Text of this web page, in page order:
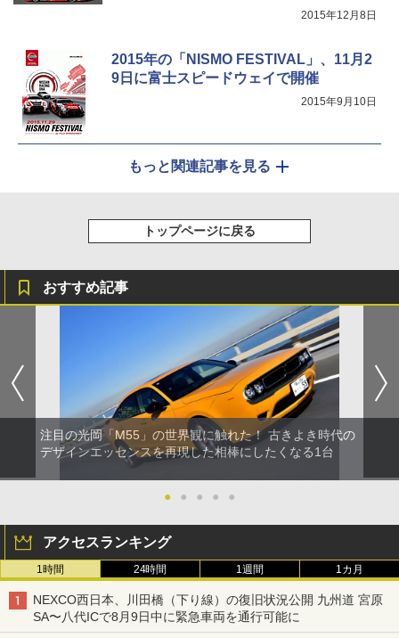
2015年12月8日
2015年の「NISMO FESTIVAL」、11月2
9日に富士スピードウェイで開催
2015年9月10日
もっと関連記事を見る
トップページに戻る
おすすめ記事
注目の光岡「M55」の世界観に触れた！ 古きよき時代の
デザインエッセンスを再現した相棒にしたくなる1台
● ● ● ● ●
アクセスランキング
1時間 24時間 1週間 1カ月
NEXCO西日本、川田橋（下り線）の復旧状況公開 九州道 宮原
SA〜八代ICで8月9日中に緊急車両を通行可能に